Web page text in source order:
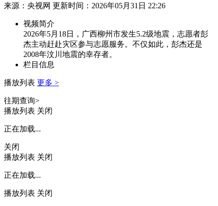
来源：央视网 更新时间：2026年05月31日 22:26
视频简介
2026年5月18日，广西柳州市发生5.2级地震，志愿者彭
杰主动赶赴灾区参与志愿服务。不仅如此，彭杰还是
2008年汶川地震的幸存者。
栏目信息
播放列表 更多 >
往期查询>
播放列表 关闭
正在加载...
关闭
播放列表 关闭
正在加载...
播放列表 关闭